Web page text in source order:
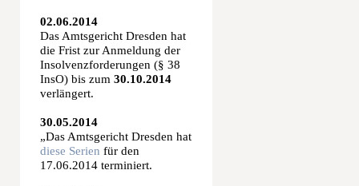
02.06.2014
Das Amtsgericht Dresden hat
die Frist zur Anmeldung der
Insolvenzforderungen (§ 38
InsO) bis zum 30.10.2014
verlängert.
30.05.2014
„Das Amtsgericht Dresden hat
diese Serien für den
17.06.2014 terminiert.